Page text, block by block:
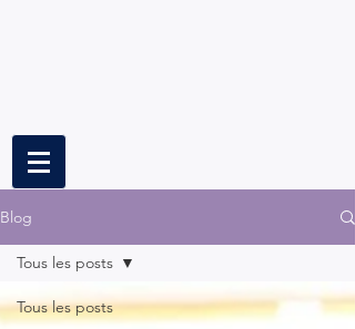
Blog
Tous les posts
Tous les posts